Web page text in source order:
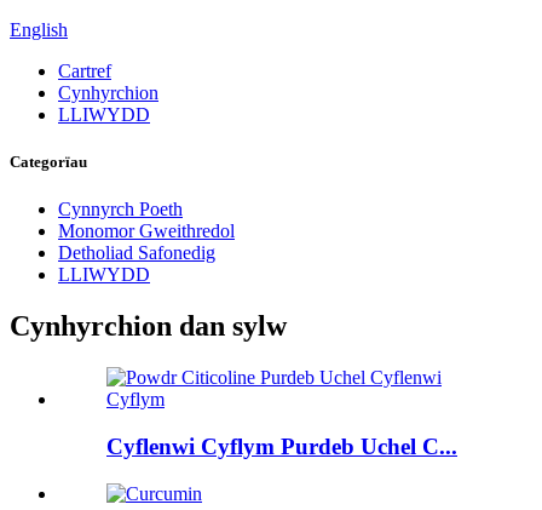
English
Cartref
Cynhyrchion
LLIWYDD
Categorïau
Cynnyrch Poeth
Monomor Gweithredol
Detholiad Safonedig
LLIWYDD
Cynhyrchion dan sylw
Cyflenwi Cyflym Purdeb Uchel C...